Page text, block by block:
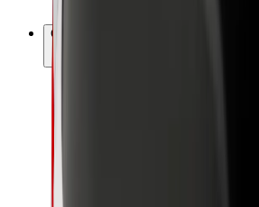
Gūsti ieņēmumus ar Bolt